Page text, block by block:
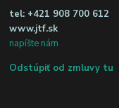
tel: +421 908 700 612
www.jtf.sk
napíšte nám
Odstúpiť od zmluvy tu